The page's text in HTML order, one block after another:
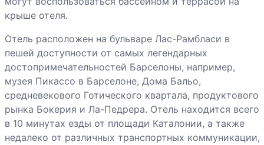
крыше отеля.
Отель расположен на бульваре Лас-Рамбласи в
пешей доступности от самых легендарных
достопримечательностей Барселоны, например,
музея Пикассо в Барселоне, Дома Бальо,
средневекового Готического квартала, продуктового
рынка Бокерия и Ла-Педрера. Отель находится всего
в 10 минутах езды от площади Каталонии, а также
недалеко от различных транспортных коммуникации,